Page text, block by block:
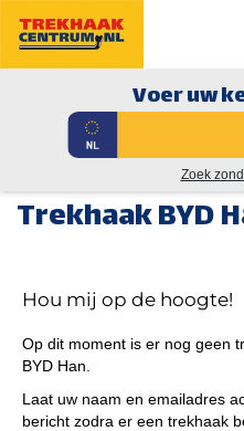
Voer uw
Zoek
Trekhaak BYD
Hou mij op de hoogte!
Op dit moment is er nog geen
BYD Han.
Laat uw naam en emailadres
bericht zodra er een trekhaak